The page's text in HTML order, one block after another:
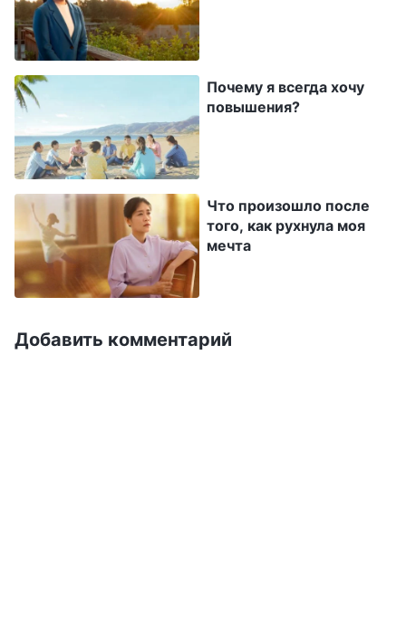
изменила и неплохо справляюсь со своими
обязанностями. Если церкви не хватает
один шанс? Неужели после одного
отстранения мне больше не представится
шанса стать руководителем? Мне казалось
это совершенно нелогичным. Я не понимала,
почему весь мой усердный труд не приносит
плодов. Чего мне не хватало? Позже я
подумала: наверное, я недостаточно усердно
и хорошо работаю, или не достигаю нужных
результатов. Я решила, что мне нужно
Почему я всегда хочу
повышения?
Что произошло после
того, как рухнула моя
мечта
Добавить комментарий